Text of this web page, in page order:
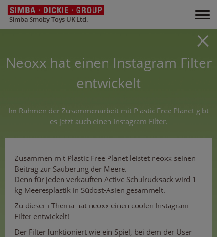
Simba Smoby Toys UK Ltd.
Neoxx hat einen Instagram Filter
entwickelt
Im Rahmen der Zusammenarbeit mit Plastic Free Planet gibt
es jetzt auch einen Instagram Filter.
Zusammen mit Plastic Free Planet leistet neoxx seinen
Beitrag zur Säuberung der Meere.
Denn für jeden verkauften Active Schulrucksack wird 1
kg Meeresplastik in Südost-Asien gesammelt.
Zu diesem Thema hat neoxx einen coolen Instagram
Filter entwickelt!
Der Filter funktioniert wie ein Spiel, bei dem der User